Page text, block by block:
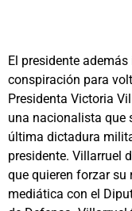
El presidente
conspiración para
Presidenta Victoria
una nacionalista que
última dictadura
presidente. Villarruel
que quieren forzar su
mediática con el